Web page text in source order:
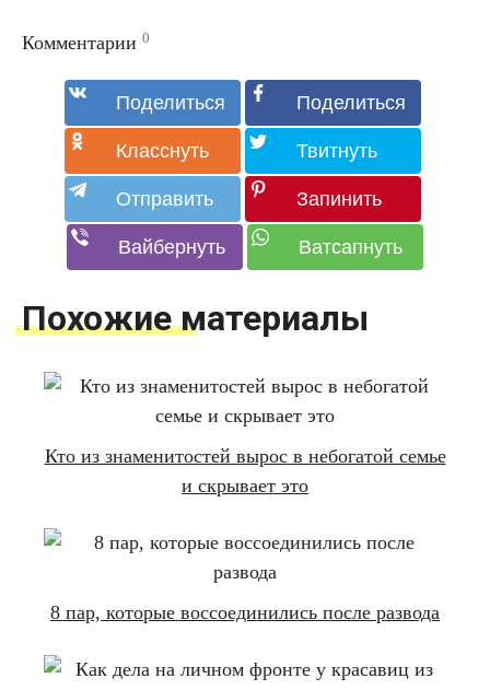
Комментарии 0
Похожие материалы
Кто из знаменитостей вырос в небогатой семье
и скрывает это
8 пар, которые воссоединились после развода